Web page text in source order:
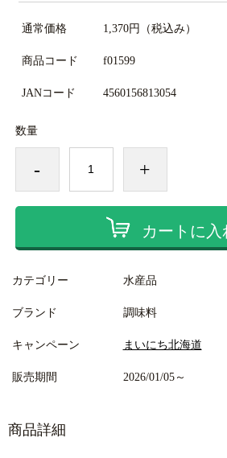
通常価格 1,370円 （税込み）
商品コード f01599
JANコード 4560156813054
数量
- +
カートに入
カテゴリー 水産品
ブランド 調味料
キャンペーン まいにち北海道
販売期間 2026/01/05～
商品詳細